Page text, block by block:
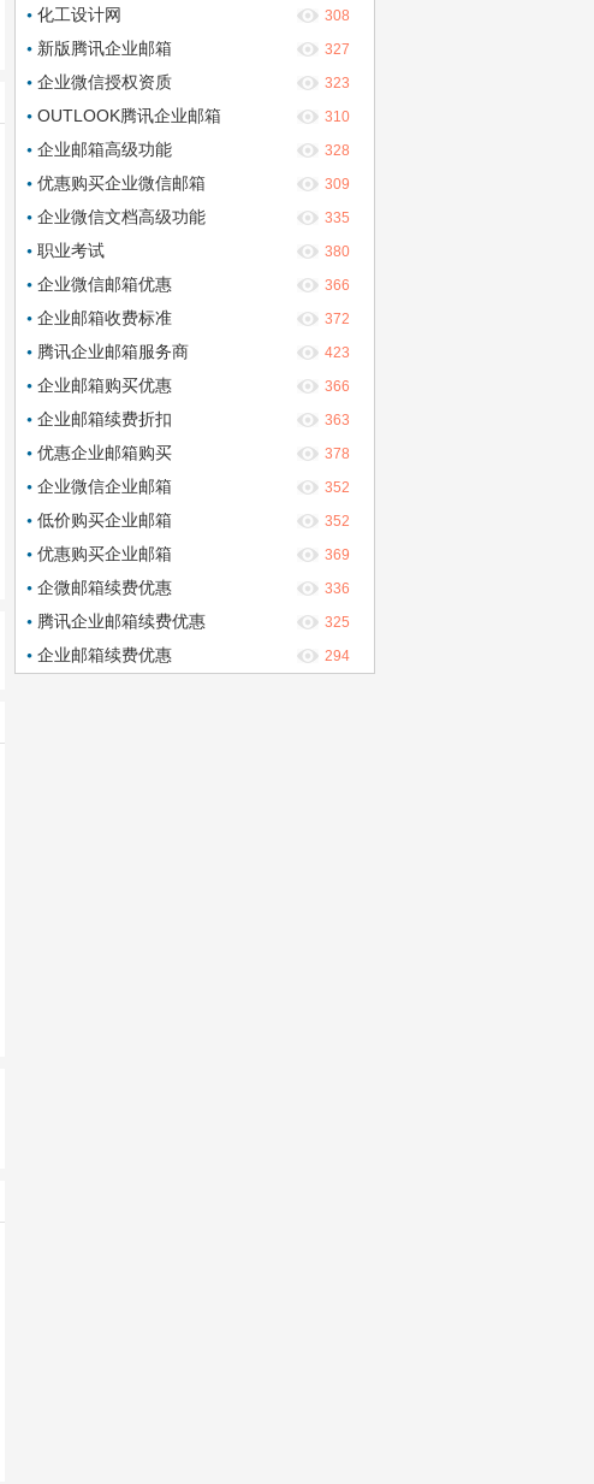
化工设计网 308
新版腾讯企业邮箱 327
企业微信授权资质 323
OUTLOOK腾讯企业邮箱 310
企业邮箱高级功能 328
优惠购买企业微信邮箱 309
企业微信文档高级功能 335
职业考试 380
企业微信邮箱优惠 366
企业邮箱收费标准 372
腾讯企业邮箱服务商 423
企业邮箱购买优惠 366
企业邮箱续费折扣 363
优惠企业邮箱购买 378
企业微信企业邮箱 352
低价购买企业邮箱 352
优惠购买企业邮箱 369
企微邮箱续费优惠 336
腾讯企业邮箱续费优惠 325
企业邮箱续费优惠 294